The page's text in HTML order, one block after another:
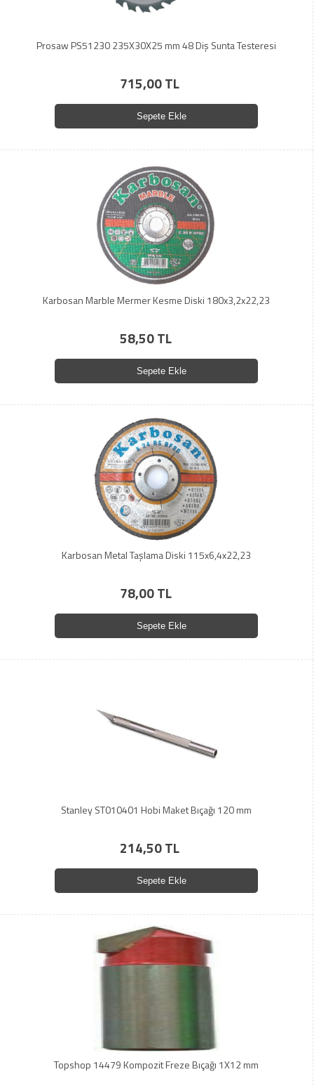
Prosaw PS51230 235X30X25 mm 48 Diş Sunta Testeresi
715,00 TL
Sepete Ekle
Karbosan Marble Mermer Kesme Diski 180x3,2x22,23
58,50 TL
Sepete Ekle
Karbosan Metal Taşlama Diski 115x6,4x22,23
78,00 TL
Sepete Ekle
Stanley ST010401 Hobi Maket Bıçağı 120 mm
214,50 TL
Sepete Ekle
Topshop 14479 Kompozit Freze Bıçağı 1X12 mm